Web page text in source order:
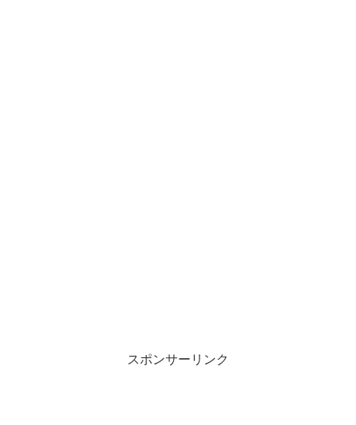
スポンサーリンク